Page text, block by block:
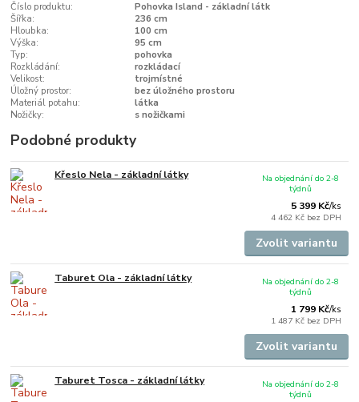
Číslo produktu:
Pohovka Island - základní látk
Šířka:
236 cm
Hloubka:
100 cm
Výška:
95 cm
Typ:
pohovka
Rozkládání:
rozkládací
Velikost:
trojmístné
Úložný prostor:
bez úložného prostoru
Materiál potahu:
látka
Nožičky:
s nožičkami
Podobné produkty
Křeslo Nela - základní látky
5 399 Kč/ks
4 462 Kč bez DPH
Na objednání do 2-8
týdnů
Zvolit variantu
Taburet Ola - základní látky
1 799 Kč/ks
1 487 Kč bez DPH
Na objednání do 2-8
týdnů
Zvolit variantu
Taburet Tosca - základní látky
Na objednání do 2-8
týdnů